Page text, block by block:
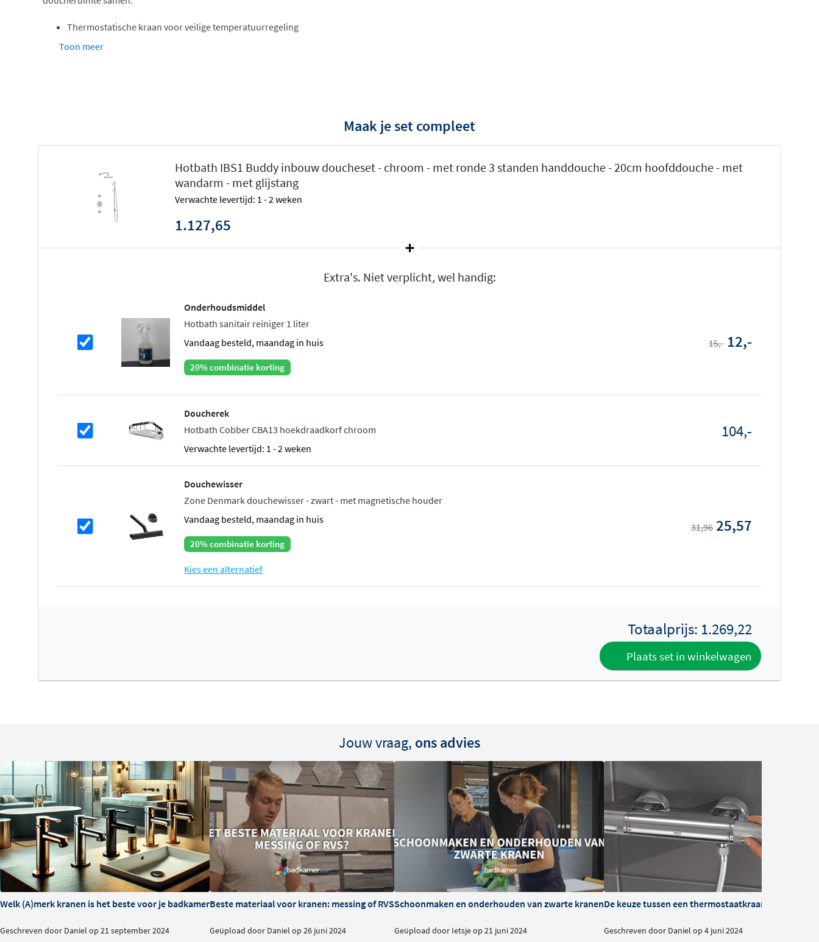
Thermostatische kraan voor veilige temperatuurregeling
Compleet met inbouwdeel geleverd
toepasbaarheid. Of je nu kiest voor een minimalistische look of juist een volledig
uitgeruste wellness-douche, Buddy biedt alle mogelijkheden. De serie is
verkrijgbaar in chroom en geborsteld nikkel, waardoor je eenvoudig een
samenhangende badkamerstijl creëert.
die de
geen onverwachte temperatuurschommelingen meer tijdens het douchen. De
thermostaat heeft twee uitgangen die tegelijk bediend kunnen worden, zodat je
hoofddouche en handdouche gelijktijdig kunt gebruiken. De draaiknoppen zijn
eenvoudig te bedienen en bieden directe controle.
hoofddouches van 20, 25 of 30 cm
regenstraal. De hoofddouche kan worden bevestigd met een wandarm of een
plafondbuis van 15 of 30 cm, afhankelijk van je ruimte en voorkeur. Alle
Shower Power System
Handdouche met of zonder glijstang
Deze set is leverbaar met een strakkestaafhanddoucheof een
(normaal, Airy en Massage). Je kunt kiezen of je de
handdouche met of zonder glijstang wilt, zodat je de set perfect aanpast aan jouw
wensen. De doucheslang van 150 cm biedt voldoende bewegingsvrijheid.
Toon meer
Maak je set compleet
Hotbath IBS1 Buddy inbouw doucheset - chroom - met ronde 3 standen handdouche - 20cm hoofddouche - met
wandarm - met glijstang
Verwachte levertijd: 1 - 2 weken
1.127,65
Extra's. Niet verplicht, wel handig:
Onderhoudsmiddel
Hotbath sanitair reiniger 1 liter
vandaag besteld, maandag in huis
20% combinatie korting
15,- 12,-
Doucherek
Hotbath Cobber CBA13 hoekdraadkorf chroom
Verwachte levertijd: 1 - 2 weken
104,-
Douchewisser
Zone Denmark douchewisser - zwart - met magnetische houder
vandaag besteld, maandag in huis
20% combinatie korting
Kies een alternatief
31,96 25,57
Totaalprijs: 1.269,22
Plaats set in winkelwagen
Jouw vraag, ons advies
Welk (A)merk kranen is het beste voor je badkamer?
Geschreven door Daniel op 21 september 2024
Beste materiaal voor kranen: messing of RVS
Geüpload door Daniel op 26 juni 2024
Schoonmaken en onderhouden van zwarte kranen
Geüpload door Ietsje op 21 juni 2024
De keuze tussen een thermostaatkraan of
Geschreven door Daniel op 4 juni 2024